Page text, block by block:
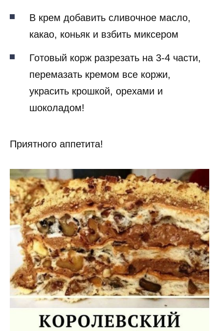
В крем добавить сливочное масло,
какао, коньяк и взбить миксером
Готовый корж разрезать на 3-4 части,
перемазать кремом все коржи,
украсить крошкой, орехами и
шоколадом!
Приятного аппетита!